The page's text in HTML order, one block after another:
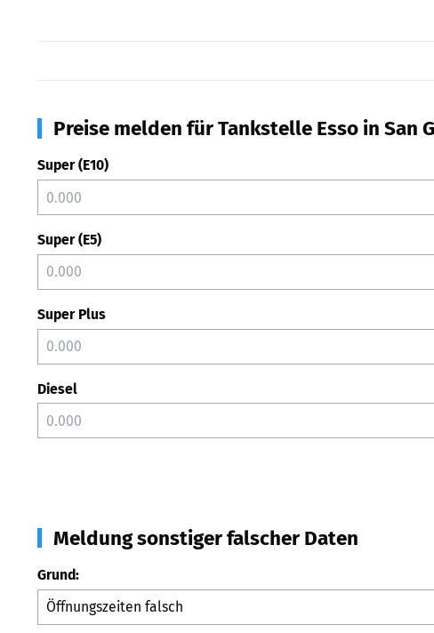
Preise melden für Tankstelle Esso in San
Super (E10)
Super (E5)
Super Plus
Diesel
Meldung sonstiger falscher Daten
Grund: